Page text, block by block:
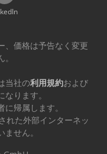
、価格は予告なく変更
当社の利用規約および
ります。
帰属します。
た外部インターネッ
せん。